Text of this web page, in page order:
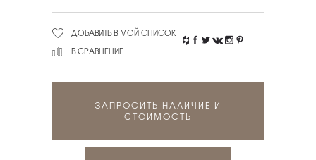
ДОБАВИТЬ В МОЙ СПИСОК
В СРАВНЕНИЕ
ЗАПРОСИТЬ НАЛИЧИЕ И
СТОИМОСТЬ